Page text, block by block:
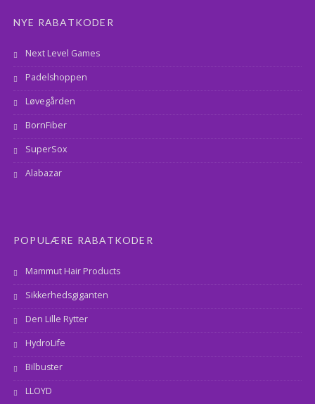
NYE RABATKODER
Next Level Games
Padelshoppen
Løvegården
BornFiber
SuperSox
Alabazar
POPULÆRE RABATKODER
Mammut Hair Products
Sikkerhedsgiganten
Den Lille Rytter
HydroLife
Bilbuster
LLOYD